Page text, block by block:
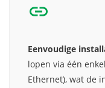
Eenvoudige
lopen via één
Ethernet), wat de